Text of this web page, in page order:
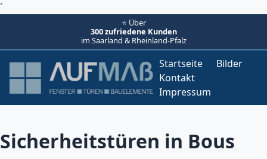
´
⭐ Über
300 zufriedene Kunden
im Saarland & Rheinland-Pfalz
Startseite
Bilder
Kontakt
Impressum
Sicherheitstüren in Bous